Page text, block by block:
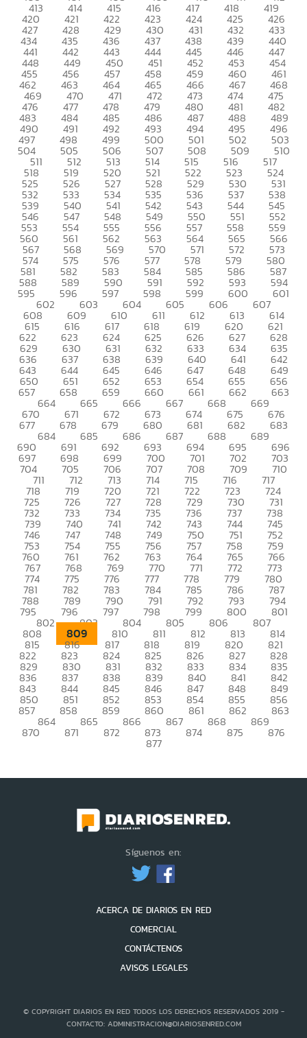
413 414 415 416 417 418 419
420 421 422 423 424 425 426
427 428 429 430 431 432 433
434 435 436 437 438 439 440
441 442 443 444 445 446 447
448 449 450 451 452 453 454
455 456 457 458 459 460 461
462 463 464 465 466 467 468
469 470 471 472 473 474 475
476 477 478 479 480 481 482
483 484 485 486 487 488 489
490 491 492 493 494 495 496
497 498 499 500 501 502 503
504 505 506 507 508 509 510
511 512 513 514 515 516 517
518 519 520 521 522 523 524
525 526 527 528 529 530 531
532 533 534 535 536 537 538
539 540 541 542 543 544 545
546 547 548 549 550 551 552
553 554 555 556 557 558 559
560 561 562 563 564 565 566
567 568 569 570 571 572 573
574 575 576 577 578 579 580
581 582 583 584 585 586 587
588 589 590 591 592 593 594
595 596 597 598 599 600 601
602 603 604 605 606 607
608 609 610 611 612 613 614
615 616 617 618 619 620 621
622 623 624 625 626 627 628
629 630 631 632 633 634 635
636 637 638 639 640 641 642
643 644 645 646 647 648 649
650 651 652 653 654 655 656
657 658 659 660 661 662 663
664 665 666 667 668 669
670 671 672 673 674 675 676
677 678 679 680 681 682 683
684 685 686 687 688 689
690 691 692 693 694 695 696
697 698 699 700 701 702 703
704 705 706 707 708 709 710
711 712 713 714 715 716 717
718 719 720 721 722 723 724
725 726 727 728 729 730 731
732 733 734 735 736 737 738
739 740 741 742 743 744 745
746 747 748 749 750 751 752
753 754 755 756 757 758 759
760 761 762 763 764 765 766
767 768 769 770 771 772 773
774 775 776 777 778 779 780
781 782 783 784 785 786 787
788 789 790 791 792 793 794
795 796 797 798 799 800 801
802 803 804 805 806 807
808 809 810 811 812 813 814
815 816 817 818 819 820 821
822 823 824 825 826 827 828
829 830 831 832 833 834 835
836 837 838 839 840 841 842
843 844 845 846 847 848 849
850 851 852 853 854 855 856
857 858 859 860 861 862 863
864 865 866 867 868 869
870 871 872 873 874 875 876
877
Síguenos en:
ACERCA DE DIARIOS EN RED
COMERCIAL
CONTÁCTENOS
AVISOS LEGALES
© COPYRIGHT DIARIOS EN RED TODOS LOS DERECHOS RESERVADOS 2019 -
CONTACTO: ADMINISTRACION@DIARIOSENRED.COM